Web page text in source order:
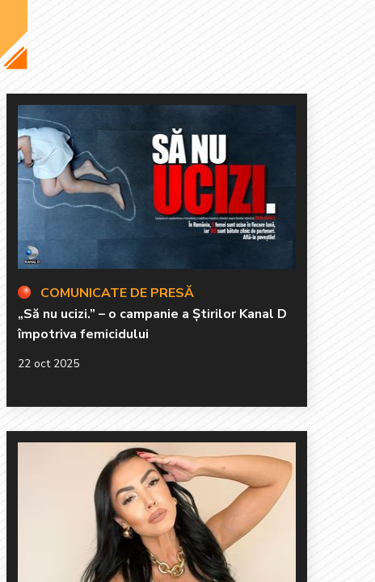
COMUNICATE DE PRESĂ
„Să nu ucizi.” – o campanie a Ştirilor Kanal D
împotriva femicidului
22 oct 2025